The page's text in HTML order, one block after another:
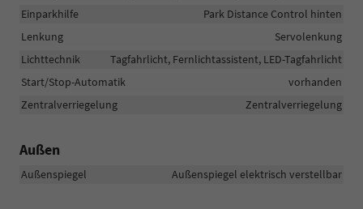
Einparkhilfe
Park Distance Control hinten
Lenkung
Servolenkung
Lichttechnik
Tagfahrlicht, Fernlichtassistent, LED-Tagfahrlicht
Start/Stop-Automatik
vorhanden
Zentralverriegelung
Zentralverriegelung
Außen
Außenspiegel Außenspiegel elektrisch verstellbar